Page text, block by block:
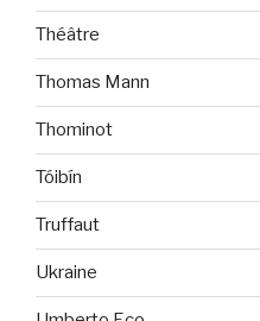
Théâtre
Thomas Mann
Thominot
Tóibín
Truffaut
Ukraine